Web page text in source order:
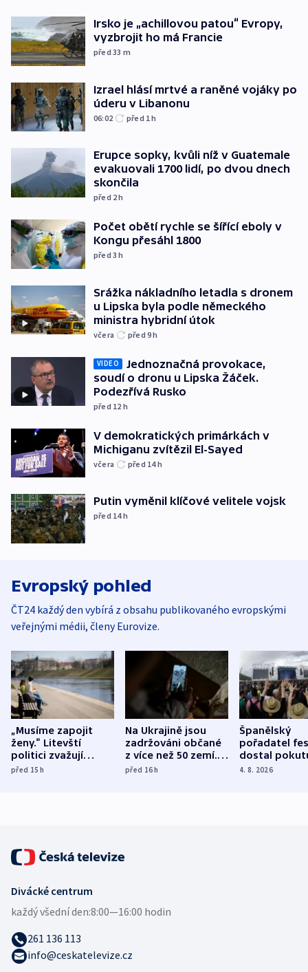
Irsko je „achillovou patou“ Evropy,
vyzbrojit ho má Francie
před 33 m
Izrael hlásí mrtvé a raněné vojáky po
úderu v Libanonu
06:02 před 1h
Erupce sopky, kvůli níž v Guatemale
evakuovali 1700 lidí, po dvou dnech
skončila
před 2h
Počet obětí rychle se šířící eboly v
Kongu přesáhl 1800
před 3h
Srážka nákladního letadla s dronem
u Lipska byla podle německého
ministra hybridní útok
včera před 9h
VIDEO
Jednoznačná provokace,
soudí o dronu u Lipska Žáček.
Podezřívá Rusko
před 12 h
V demokratických primárkách v
Michiganu zvítězil El-Sayed
včera před 14h
Putin vyměnil klíčové velitele vojsk
před 14h
Evropský pohled
ČT24 každý den vybírá z obsahu publikovaného evropskými
veřejnými médii, členy Eurovize.
„Musíme zapojit
ženy.“ Litevští
politici zvažují
dohodu o
před 15h
Na Ukrajině jsou
zadržováni občané
z více než 50 zemí.
Bojovali na straně
před 16h
Španělský
pořadatel
dostal
nekalé
4. 8. 2026
Divácké centrum
každý všední den:8:00—16:00 hodin
261 136 113
info@ceskatelevize.cz